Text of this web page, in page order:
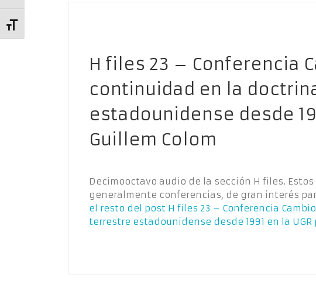
Alternar tamaño de letra
H files 23 – Conferencia
continuidad en la
estadounidense desde
Guillem Colom
Decimooctavo audio de la sección H files.
generalmente conferencias, de gran interés
el resto del post H files 23 – Conferencia
terrestre estadounidense desde 1991 en la UGR